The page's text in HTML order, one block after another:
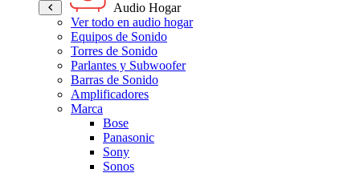
Audio Hogar
Ver todo en audio hogar
Equipos de Sonido
Torres de Sonido
Parlantes y Subwoofer
Barras de Sonido
Amplificadores
Marca
Bose
Panasonic
Sony
Sonos